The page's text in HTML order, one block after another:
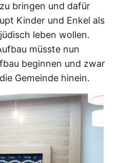
bringen und dafür
Kinder und Enkel als
leben wollen.
müsste nun
beginnen und zwar
Gemeinde hinein.